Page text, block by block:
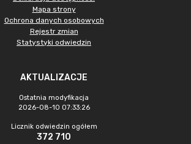
Mapa strony
Ochrona danych osobowych
Rejestr zmian
Statystyki odwiedzin
AKTUALIZACJE
Ostatnia modyfikacja
2026-08-10 07:33:26
Licznik odwiedzin ogółem
372 710